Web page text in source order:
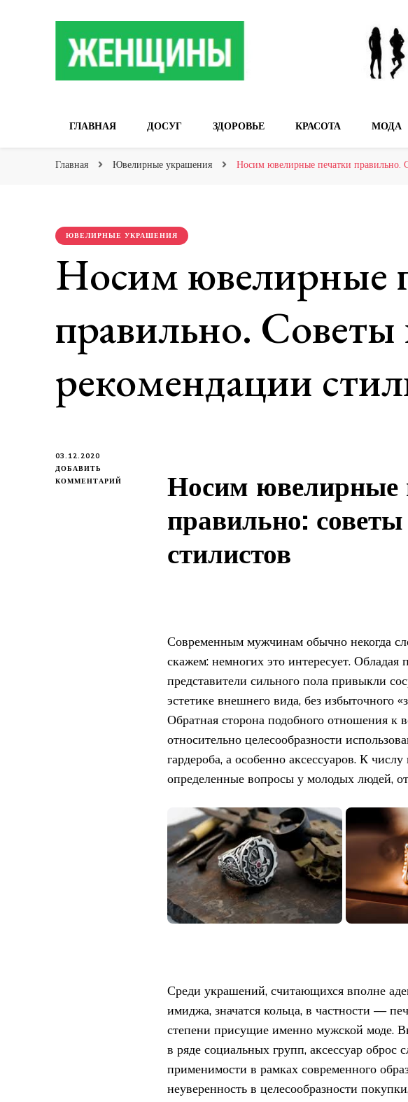
ГЛАВНАЯ ДОСУГ ЗДОРОВЬЕ КРАСОТА МОДА
Главная Ювелирные украшения Носим ювелирные печатки правильно.
ЮВЕЛИРНЫЕ УКРАШЕНИЯ
Носим ювелирные
правильно. Советы
рекомендации
03.12.2020
ДОБАВИТЬ
КОММЕНТАРИЙ
ЮВЕЛИРНЫЕ
Носим ювелирные
правильно:
стилистов
Современным мужчинам обычно некогда
скажем: немногих это интересует. Обладая
представители сильного пола привыкли
эстетике внешнего вида, без избыточного
Обратная сторона подобного отношения
относительно целесообразности
гардероба, а особенно аксессуаров. К
определенные вопросы у молодых людей,
Среди украшений, считающихся вполне
имиджа, значатся кольца, в частности —
степени присущие именно мужской моде.
в ряде социальных групп, аксессуар
применимости в рамках современного
неуверенность в целесообразности